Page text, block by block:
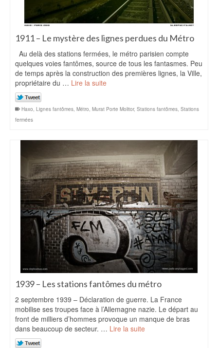
1911 – Le mystère des lignes perdues du Métro
Au delà des stations fermées, le métro parisien compte
quelques voies fantômes, source de tous les fantasmes. Peu
de temps après la construction des premières lignes, la Ville,
propriétaire du … Lire la suite
Haxo, Lignes fantômes, Métro, Murat Porte Molitor, Stations fantômes, Stations
fermées
1939 – Les stations fantômes du métro
2 septembre 1939 – Déclaration de guerre. La France
mobilise ses troupes face à l’Allemagne nazie. Le départ au
front de milliers d’hommes provoque un manque de bras
dans beaucoup de secteur. … Lire la suite